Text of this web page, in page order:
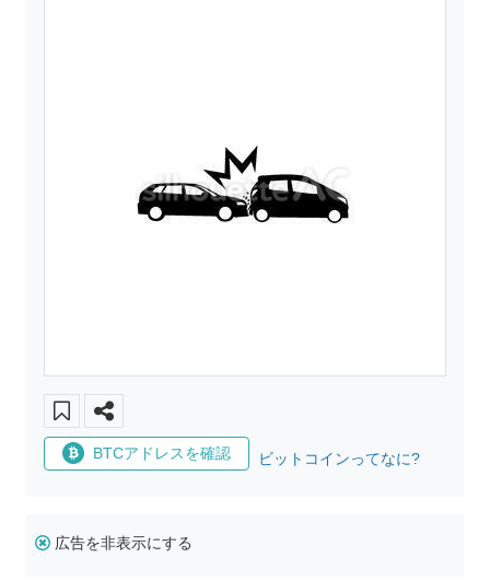
BTCアドレスを確認 ビットコインってなに?
広告を非表示にする